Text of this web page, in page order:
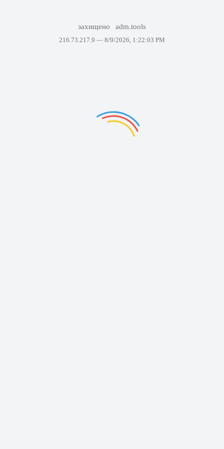
захищено adm.tools
216.73.217.9 — 8/9/2026, 1:22:03 PM